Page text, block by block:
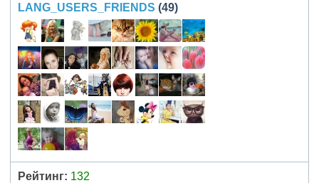
LANG_USERS_FRIENDS (49)
Рейтинг: 132